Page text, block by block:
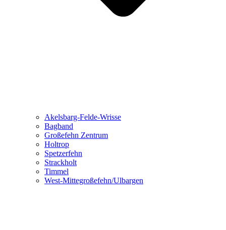
Akelsbarg-Felde-Wrisse
Bagband
Großefehn Zentrum
Holtrop
Spetzerfehn
Strackholt
Timmel
West-Mittegroßefehn/Ulbargen